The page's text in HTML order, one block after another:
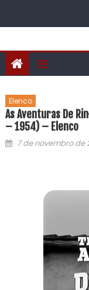
Elenco
As Aventuras De
– 1954) – Elenco
7 de novembro de